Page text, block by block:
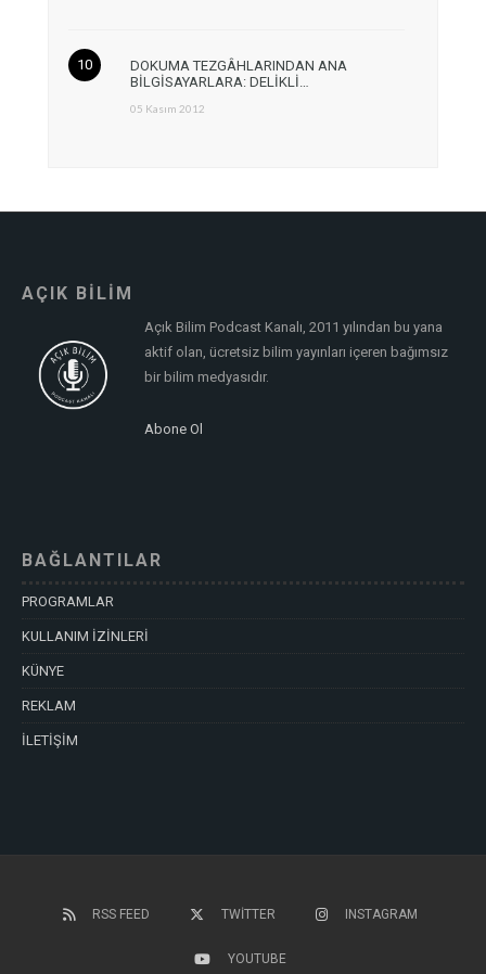
DOKUMA TEZGÂHLARINDAN ANA
BİLGİSAYARLARA: DELİKLİ…
05 Kasım 2012
AÇIK BİLİM
Açık Bilim Podcast Kanalı, 2011 yılından bu yana
aktif olan, ücretsiz bilim yayınları içeren bağımsız
bir bilim medyasıdır.
Abone Ol
BAĞLANTILAR
PROGRAMLAR
KULLANIM İZİNLERİ
KÜNYE
REKLAM
İLETİŞİM
RSS FEED TWITTER INSTAGRAM
YOUTUBE